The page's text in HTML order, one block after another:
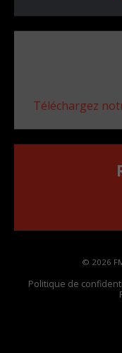
Téléchargez
© 2026
Politique de